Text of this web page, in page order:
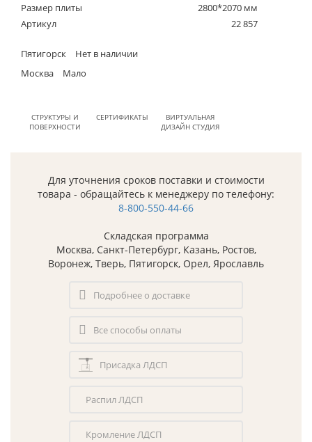
Размер плиты
2800*2070 мм
Артикул
22 857
Пятигорск
Нет в наличии
Москва
Мало
СТРУКТУРЫ И
ПОВЕРХНОСТИ
СЕРТИФИКАТЫ
ВИРТУАЛЬНАЯ
ДИЗАЙН СТУДИЯ
Для уточнения сроков поставки и стоимости
товара - обращайтесь к менеджеру по телефону:
8-800-550-44-66
Складская программа
Москва, Санкт-Петербург, Казань, Ростов,
Воронеж, Тверь, Пятигорск, Орел, Ярославль
Подробнее о доставке
Все способы оплаты
Присадка ЛДСП
Распил ЛДСП
Кромление ЛДСП